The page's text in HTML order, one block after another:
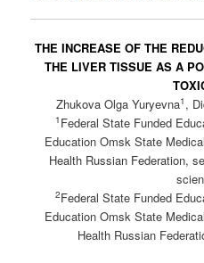
THE INCREASE OF THE
THE LIVER TISSUE AS A
Zhukova Olga Yuryevna1 ,
1 Federal State Funded
Education Omsk State
Health Russian Federation,
2Federal State Funded
Education Omsk State
Health Russian